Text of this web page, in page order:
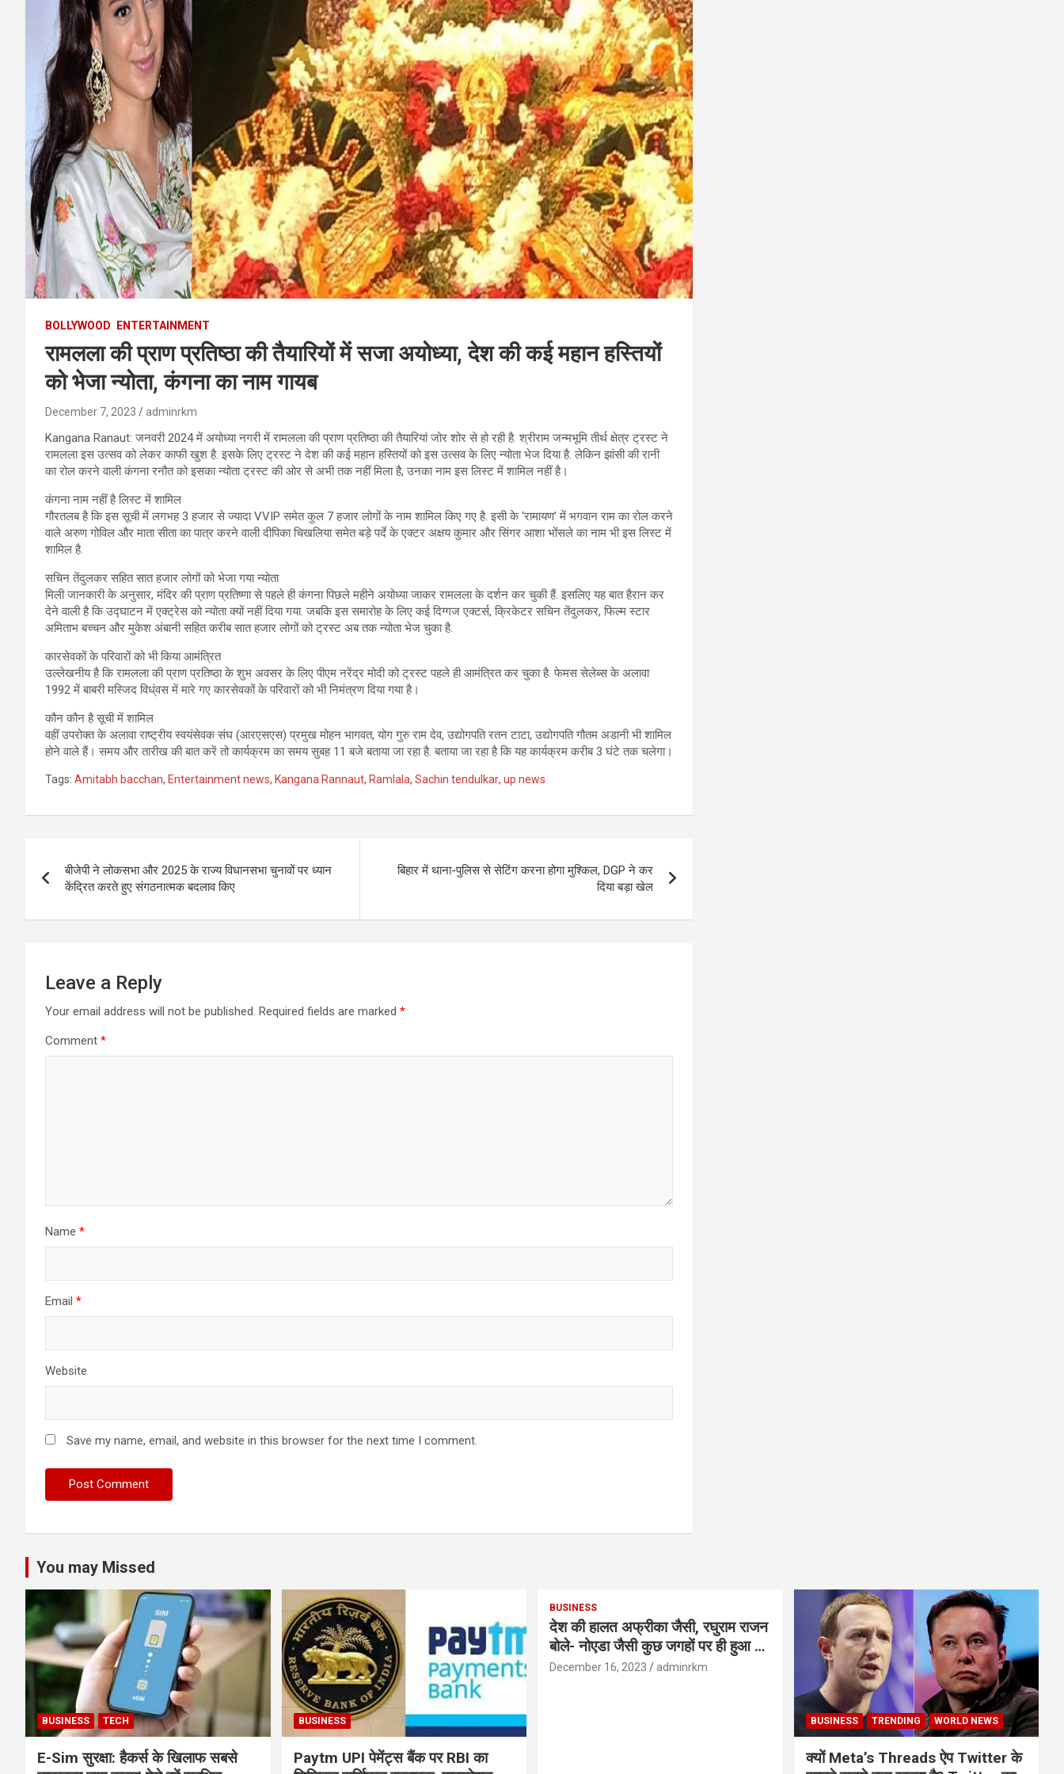
BOLLYWOOD ENTERTAINMENT
रामलला की प्राण प्रतिष्ठा की तैयारियों में सजा अयोध्या, देश की कई महान हस्तियों
को भेजा न्योता, कंगना का नाम गायब
December 7, 2023 adminrkm
Kangana Ranaut: जनवरी 2024 में अयोध्या नगरी में रामलला की प्राण प्रतिष्ठा की तैयारियां जोर शोर से हो रही है. श्रीराम जन्मभूमि तीर्थ क्षेत्र ट्रस्ट ने
रामलला इस उत्सव को लेकर काफी खुश है. इसके लिए ट्रस्ट ने देश की कई महान हस्तियों को इस उत्सव के लिए न्योता भेज दिया है. लेकिन झांसी की रानी
का रोल करने वाली कंगना रनौत को इसका न्योता ट्रस्ट की ओर से अभी तक नहीं मिला है, उनका नाम इस लिस्ट में शामिल नहीं है।
कंगना नाम नहीं है लिस्ट में शामिल
गौरतलब है कि इस सूची में लगभह 3 हजार से ज्यादा VVIP समेत कुल 7 हजार लोगों के नाम शामिल किए गए है. इसी के ‘रामायण’ में भगवान राम का रोल करने
वाले अरुण गोविल और माता सीता का पात्र करने वाली दीपिका चिखलिया समेत बड़े पर्दे के एक्टर अक्षय कुमार और सिंगर आशा भोंसले का नाम भी इस लिस्ट में
शामिल है.
सचिन तेंदुलकर सहित सात हजार लोगों को भेजा गया न्योता
मिली जानकारी के अनुसार, मंदिर की प्राण प्रतिष्णा से पहले ही कंगना पिछले महीने अयोध्या जाकर रामलला के दर्शन कर चुकी हैं. इसलिए यह बात हैरान कर
देने वाली है कि उद्घाटन में एक्ट्रेस को न्योता क्यों नहीं दिया गया. जबकि इस समारोह के लिए कई दिग्गज एक्टर्स, क्रिकेटर सचिन तेंदुलकर, फिल्म स्टार
अमिताभ बच्चन और मुकेश अंबानी सहित करीब सात हजार लोगों को ट्रस्ट अब तक न्योता भेज चुका है.
कारसेवकों के परिवारों को भी किया आमंत्रित
उल्लेखनीय है कि रामलला की प्राण प्रतिष्ठा के शुभ अवसर के लिए पीएम नरेंद्र मोदी को ट्रस्ट पहले ही आमंत्रित कर चुका है. फेमस सेलेब्स के अलावा
1992 में बाबरी मस्जिद विध्ंवस में मारे गए कारसेवकों के परिवारों को भी निमंत्रण दिया गया है।
कौन कौन है सूची में शामिल
वहीं उपरोक्त के अलावा राष्ट्रीय स्वयंसेवक संघ (आरएसएस) प्रमुख मोहन भागवत, योग गुरु राम देव, उद्योगपति रतन टाटा, उद्योगपति गौतम अडानी भी शामिल
होने वाले हैं। समय और तारीख की बात करें तो कार्यक्रम का समय सुबह 11 बजे बताया जा रहा है. बताया जा रहा है कि यह कार्यक्रम करीब 3 घंटे तक चलेगा।
Tags: Amitabh bacchan, Entertainment news, Kangana Rannaut, Ramlala, Sachin tendulkar, up news
navigation
बीजेपी ने लोकसभा और 2025 के राज्य विधानसभा चुनावों पर ध्यान
केंद्रित करते हुए संगठनात्मक बदलाव किए
बिहार में थाना-पुलिस से सेटिंग करना होगा मुश्किल, DGP ने कर
दिया बड़ा खेल
Leave a Reply
Your email address will not be published. Required fields are marked *
Comment *
Name *
Email *
Website
Save my name, email, and website in this browser for the next time I comment.
You may Missed
BUSINESS TECH
E-Sim सुरक्षा: हैकर्स के खिलाफ सबसे
BUSINESS
Paytm UPI पेमेंट्स बैंक पर RBI का
BUSINESS
देश की हालत अफ्रीका जैसी, रघुराम राजन
बोले- नोएडा जैसी कुछ जगहों पर ही हुआ है
विकास : रघुराम राजन
December 16, 2023 adminrkm
BUSINESS TRENDING WORLD NEWS
क्यों Meta’s Threads ऐप Twitter के